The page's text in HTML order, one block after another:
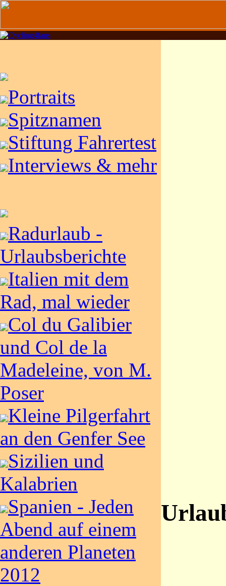
Portraits
Spitznamen
Stiftung Fahrertest
Interviews & mehr
Radurlaub -
Urlaubsberichte
Italien mit dem
Rad, mal wieder
Col du Galibier
und Col de la
Madeleine, von M.
Poser
Kleine Pilgerfahrt
an den Genfer See
Sizilien und
Kalabrien
Spanien - Jeden
Abend auf einem
anderen Planeten
2012